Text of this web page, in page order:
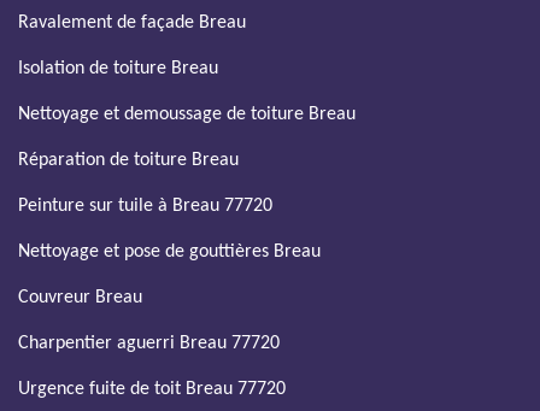
Ravalement de façade Breau
Isolation de toiture Breau
Nettoyage et demoussage de toiture Breau
Réparation de toiture Breau
Peinture sur tuile à Breau 77720
Nettoyage et pose de gouttières Breau
Couvreur Breau
Charpentier aguerri Breau 77720
Urgence fuite de toit Breau 77720